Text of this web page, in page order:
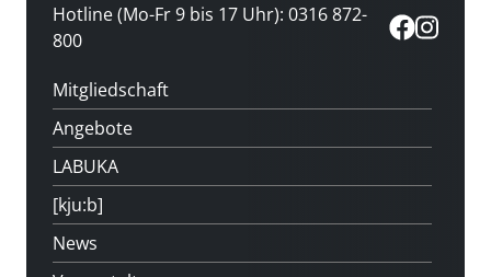
Hotline (Mo-Fr 9 bis 17 Uhr): 0316 872-
800
Mitgliedschaft
Angebote
LABUKA
[kju:b]
News